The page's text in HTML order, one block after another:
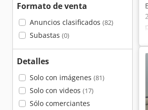
Formato de venta
Anuncios clasificados (82)
Subastas (0)
Detalles
Solo con imágenes (81)
Solo con videos (17)
Sólo comerciantes